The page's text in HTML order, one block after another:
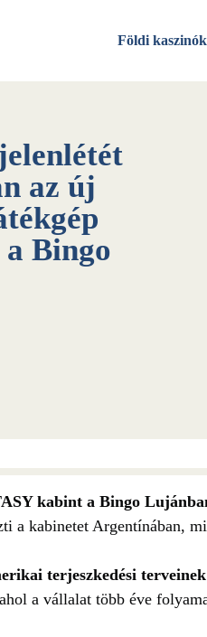
Földi kaszinók
az új
Bingo
kabint a Bingo
a kabinetet Argentínában,
terjeszkedési
a vállalat több éve